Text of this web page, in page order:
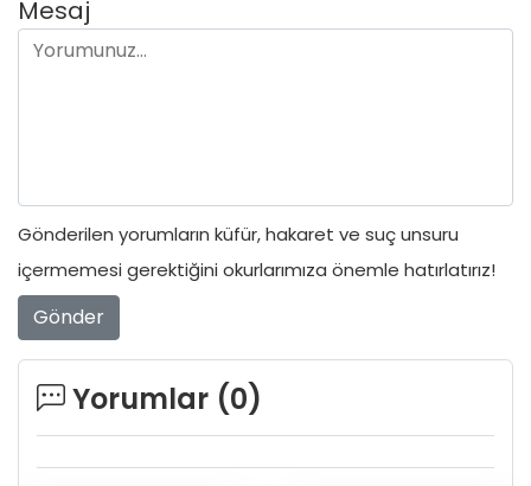
Mesaj
Gönderilen yorumların küfür, hakaret ve suç unsuru
içermemesi gerektiğini okurlarımıza önemle hatırlatırız!
Gönder
Yorumlar (0)